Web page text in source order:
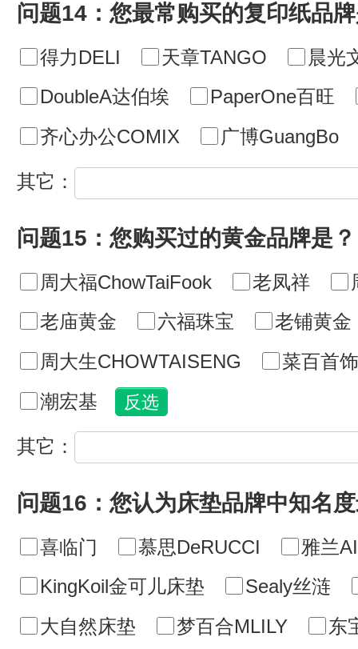
问题14：您最常购买的复印纸品
得力DELI 天章TANGO
晨光
DoubleA达伯埃
PaperOne百旺
齐心办公COMIX
广博GuangBo
其它：
问题15：您购买过的黄金品牌是？
周大福ChowTaiFook 老凤祥
老庙黄金
六福珠宝
老铺黄金
周大生CHOWTAISENG
菜百首饰
潮宏基
其它：
问题16：您认为床垫品牌中知名
喜临门 慕思DeRUCCI
雅兰
KingKoil金可儿床垫
Sealy丝涟
大自然床垫
梦百合MLILY 东